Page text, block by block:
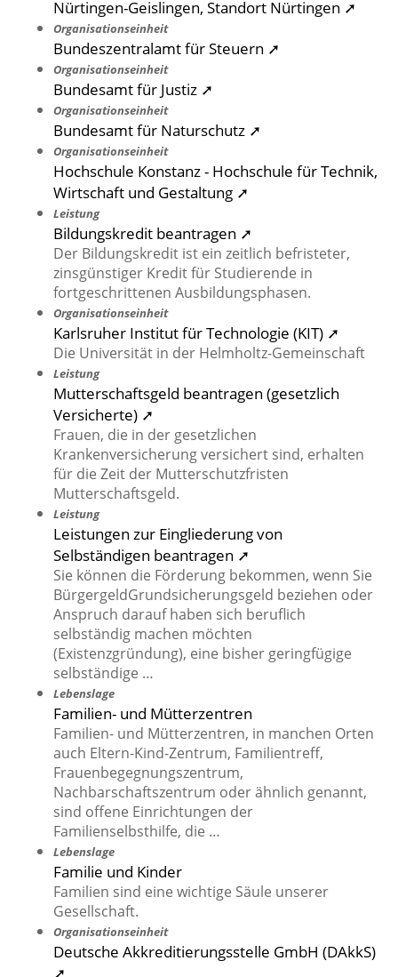
Nürtingen-Geislingen, Standort Nürtingen ➚
Organisationseinheit
Bundeszentralamt für Steuern ➚
Organisationseinheit
Bundesamt für Justiz ➚
Organisationseinheit
Bundesamt für Naturschutz ➚
Organisationseinheit
Hochschule Konstanz - Hochschule für Technik,
Wirtschaft und Gestaltung ➚
Leistung
Bildungskredit beantragen ➚
Der Bildungskredit ist ein zeitlich befristeter,
zinsgünstiger Kredit für Studierende in
fortgeschrittenen Ausbildungsphasen.
Organisationseinheit
Karlsruher Institut für Technologie (KIT) ➚
Die Universität in der Helmholtz-Gemeinschaft
Leistung
Mutterschaftsgeld beantragen (gesetzlich
Versicherte) ➚
Frauen, die in der gesetzlichen
Krankenversicherung versichert sind, erhalten
für die Zeit der Mutterschutzfristen
Mutterschaftsgeld.
Leistung
Leistungen zur Eingliederung von
Selbständigen beantragen ➚
Sie können die Förderung bekommen, wenn Sie
BürgergeldGrundsicherungsgeld beziehen oder
Anspruch darauf haben sich beruflich
selbständig machen möchten
(Existenzgründung), eine bisher geringfügige
selbständige …
Lebenslage
Familien- und Mütterzentren
Familien- und Mütterzentren, in manchen Orten
auch Eltern-Kind-Zentrum, Familientreff,
Frauenbegegnungszentrum,
Nachbarschaftszentrum oder ähnlich genannt,
sind offene Einrichtungen der
Familienselbsthilfe, die …
Lebenslage
Familie und Kinder
Familien sind eine wichtige Säule unserer
Gesellschaft.
Organisationseinheit
Deutsche Akkreditierungsstelle GmbH (DAkkS)